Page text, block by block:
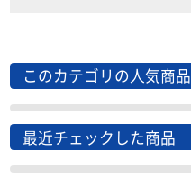
このカテゴリの人気商品
最近チェックした商品